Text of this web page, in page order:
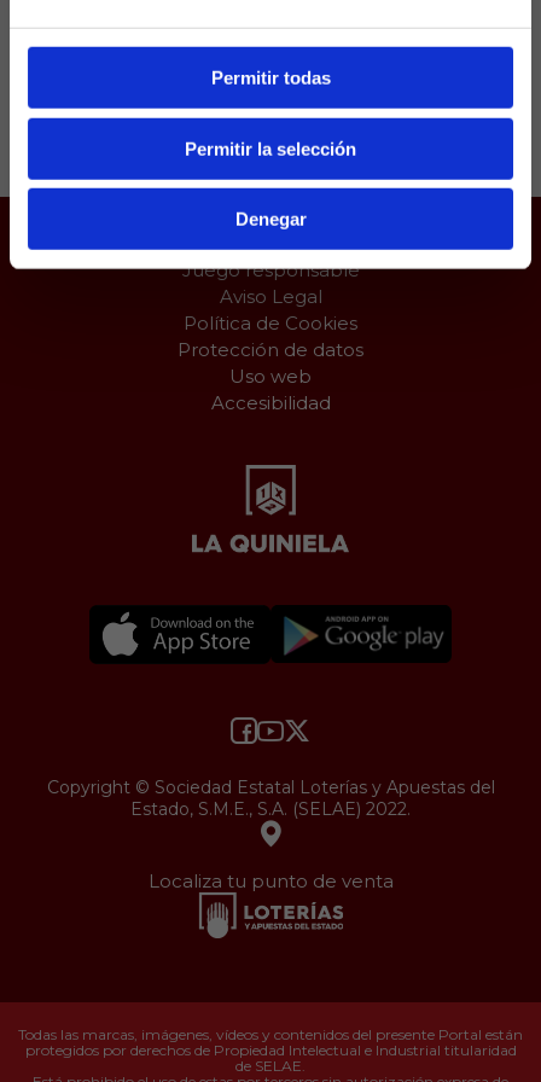
Permitir todas
Permitir la selección
Denegar
Compartir:
Juego responsable
Aviso Legal
Política de Cookies
Protección de datos
Uso web
Accesibilidad
Copyright © Sociedad Estatal Loterías y Apuestas del
Estado, S.M.E., S.A. (SELAE) 2022.
Localiza tu punto de venta
Todas las marcas, imágenes, vídeos y contenidos del presente Portal están
protegidos por derechos de Propiedad Intelectual e Industrial titularidad
de SELAE.